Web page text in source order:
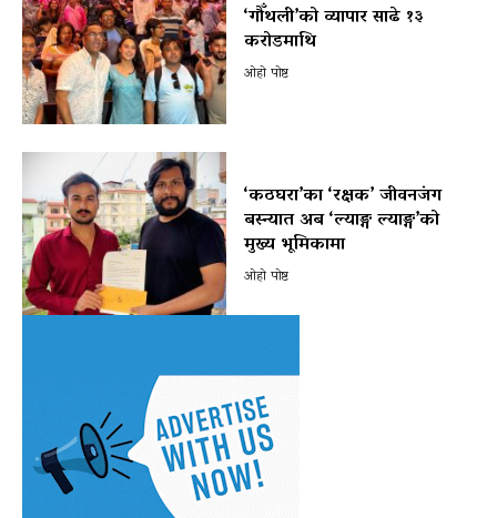
‘गौँथली’को व्यापार साढे १३
करोडमाथि
ओहो पोष्ट
‘कठघरा’का ‘रक्षक’ जीवनजंग
बस्न्यात अब ‘ल्याङ्ग ल्याङ्ग’को
मुख्य भूमिकामा
ओहो पोष्ट